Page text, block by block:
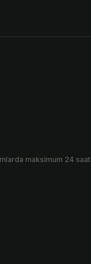
maksimum 24 saat